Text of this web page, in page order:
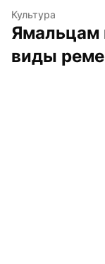
Культура
Ямальцам
виды